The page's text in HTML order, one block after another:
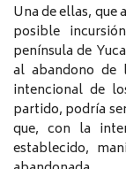
Una de ellas, que
posible
península de
al abandono de
intencional de
partido, podría
que, con la
establecido,